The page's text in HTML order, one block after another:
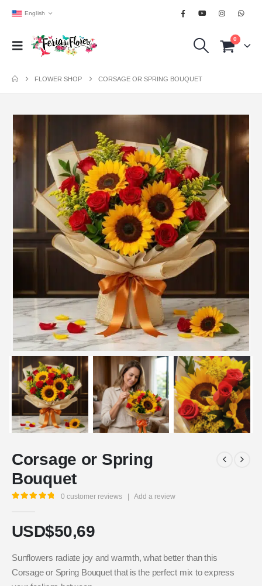
English
0
FLOWER SHOP CORSAGE OR SPRING BOUQUET
Corsage or Spring
Bouquet
0 customer reviews Add a review
USD$50,69
Sunflowers radiate joy and warmth, what better than this
Corsage or Spring Bouquet that is the perfect mix to express